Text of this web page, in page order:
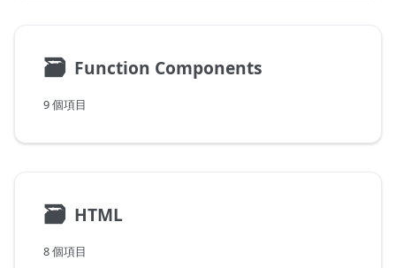
🗃 Function Components
9 個項目
🗃 HTML
8 個項目